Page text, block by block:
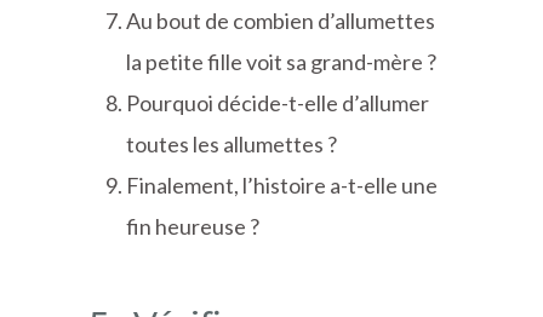
Au bout de combien d’allumettes
la petite fille voit sa grand-mère ?
Pourquoi décide-t-elle d’allumer
toutes les allumettes ?
Finalement, l’histoire a-t-elle une
fin heureuse ?